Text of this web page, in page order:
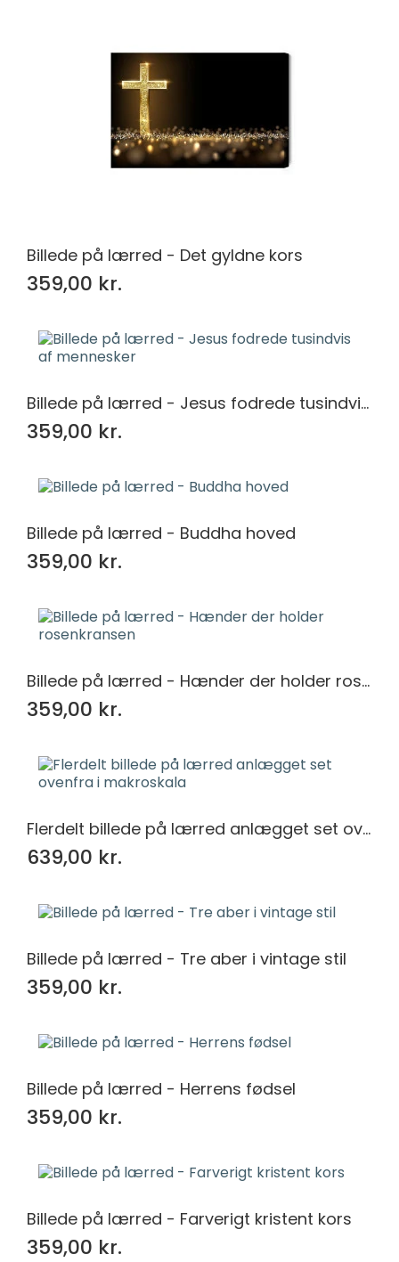
Billede på lærred - Det gyldne kors
359,00 kr.
Billede på lærred - Jesus fodrede tusindvis af mennesker
359,00 kr.
Billede på lærred - Buddha hoved
359,00 kr.
Billede på lærred - Hænder der holder rosenkransen
359,00 kr.
Flerdelt billede på lærred anlægget set ovenfra i makroskala
639,00 kr.
Billede på lærred - Tre aber i vintage stil
359,00 kr.
Billede på lærred - Herrens fødsel
359,00 kr.
Billede på lærred - Farverigt kristent kors
359,00 kr.